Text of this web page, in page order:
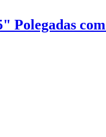
Polegadas